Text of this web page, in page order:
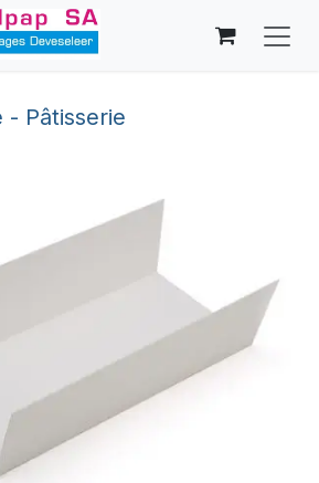
- Pâtisserie